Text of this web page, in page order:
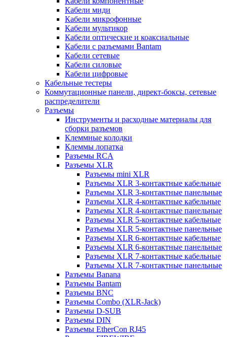
Кабели миди
Кабели микрофонные
Кабели мультикор
Кабели оптические и коаксиальные
Кабели с разъемами Bantam
Кабели сетевые
Кабели силовые
Кабели цифровые
Кабельные тестеры
Коммутационные панели, директ-боксы, сетевые
распределители
Разъемы
Инструменты и расходные материалы для
сборки разъемов
Клеммные колодки
Клеммы лопатка
Разъемы RCA
Разъемы XLR
Разъемы mini XLR
Разъемы XLR 3-контактные кабельные
Разъемы XLR 3-контактные панельные
Разъемы XLR 4-контактные кабельные
Разъемы XLR 4-контактные панельные
Разъемы XLR 5-контактные кабельные
Разъемы XLR 5-контактные панельные
Разъемы XLR 6-контактные кабельные
Разъемы XLR 6-контактные панельные
Разъемы XLR 7-контактные кабельные
Разъемы XLR 7-контактные панельные
Разъемы Banana
Разъемы Bantam
Разъемы BNC
Разъемы Combo (XLR-Jack)
Разъемы D-SUB
Разъемы DIN
Разъемы EtherCon RJ45